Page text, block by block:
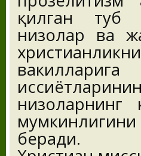
қилган туб
низолар ва
беради.